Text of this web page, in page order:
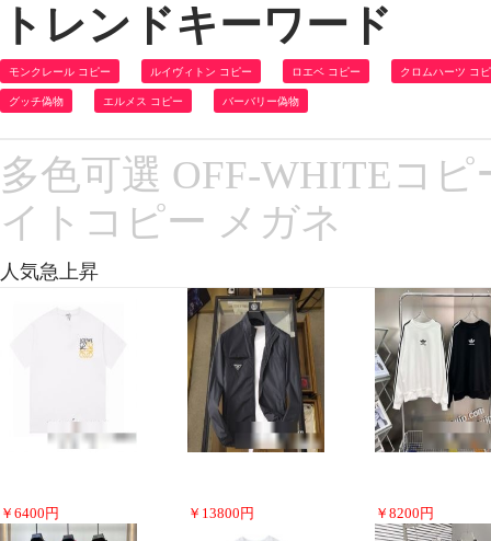
トレンドキーワード
モンクレール コピー ルイヴィトン コピー ロエベ コピー クロムハーツ コ
グッチ偽物 エルメス コピー バーバリー偽物
多色可選 OFF-WHITEコ
イトコピー メガネ
人気急上昇
￥ 6400 円 ￥ 13800 円 ￥ 8200 円